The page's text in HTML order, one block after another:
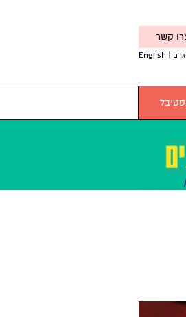
קשר
והטבות מיוחדות עבורך
English